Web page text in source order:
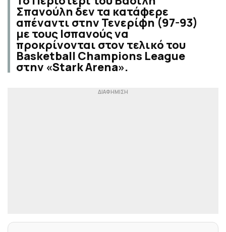
Σπανούλη δεν τα κατάφερε
απέναντι στην Τενερίφη (97-93)
με τους Ισπανούς να
προκρίνονται στον τελικό του
Basketball Champions League
στην «Stark Arena».